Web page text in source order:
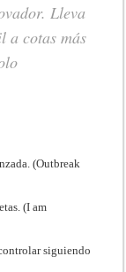
Lleva
a cotas más
(Outbreak
(I am
siguiendo